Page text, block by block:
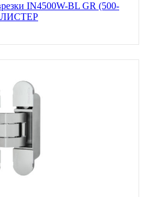
IN4500W-BL GR (500-